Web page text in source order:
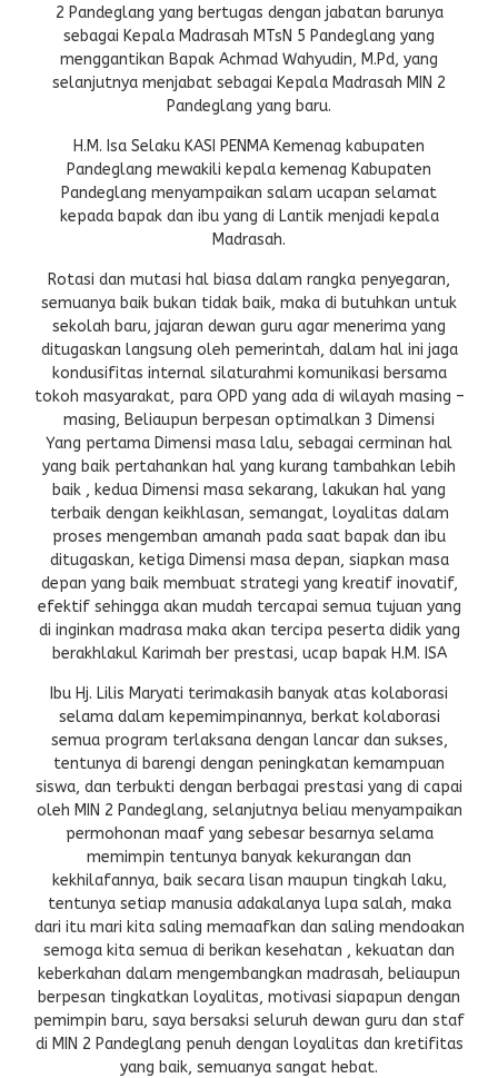
2 Pandeglang yang bertugas dengan jabatan barunya
sebagai Kepala Madrasah MTsN 5 Pandeglang yang
menggantikan Bapak Achmad Wahyudin, M.Pd, yang
selanjutnya menjabat sebagai Kepala Madrasah MIN 2
Pandeglang yang baru.
H.M. Isa Selaku KASI PENMA Kemenag kabupaten
Pandeglang mewakili kepala kemenag Kabupaten
Pandeglang menyampaikan salam ucapan selamat
kepada bapak dan ibu yang di Lantik menjadi kepala
Madrasah.
Rotasi dan mutasi hal biasa dalam rangka penyegaran,
semuanya baik bukan tidak baik, maka di butuhkan untuk
sekolah baru, jajaran dewan guru agar menerima yang
ditugaskan langsung oleh pemerintah, dalam hal ini jaga
kondusifitas internal silaturahmi komunikasi bersama
tokoh masyarakat, para OPD yang ada di wilayah masing –
masing, Beliaupun berpesan optimalkan 3 Dimensi
Yang pertama Dimensi masa lalu, sebagai cerminan hal
yang baik pertahankan hal yang kurang tambahkan lebih
baik , kedua Dimensi masa sekarang, lakukan hal yang
terbaik dengan keikhlasan, semangat, loyalitas dalam
proses mengemban amanah pada saat bapak dan ibu
ditugaskan, ketiga Dimensi masa depan, siapkan masa
depan yang baik membuat strategi yang kreatif inovatif,
efektif sehingga akan mudah tercapai semua tujuan yang
di inginkan madrasa maka akan tercipa peserta didik yang
berakhlakul Karimah ber prestasi, ucap bapak H.M. ISA
Ibu Hj. Lilis Maryati terimakasih banyak atas kolaborasi
selama dalam kepemimpinannya, berkat kolaborasi
semua program terlaksana dengan lancar dan sukses,
tentunya di barengi dengan peningkatan kemampuan
siswa, dan terbukti dengan berbagai prestasi yang di capai
oleh MIN 2 Pandeglang, selanjutnya beliau menyampaikan
permohonan maaf yang sebesar besarnya selama
memimpin tentunya banyak kekurangan dan
kekhilafannya, baik secara lisan maupun tingkah laku,
tentunya setiap manusia adakalanya lupa salah, maka
dari itu mari kita saling memaafkan dan saling mendoakan
semoga kita semua di berikan kesehatan , kekuatan dan
keberkahan dalam mengembangkan madrasah, beliaupun
berpesan tingkatkan loyalitas, motivasi siapapun dengan
pemimpin baru, saya bersaksi seluruh dewan guru dan staf
di MIN 2 Pandeglang penuh dengan loyalitas dan kretifitas
yang baik, semuanya sangat hebat.